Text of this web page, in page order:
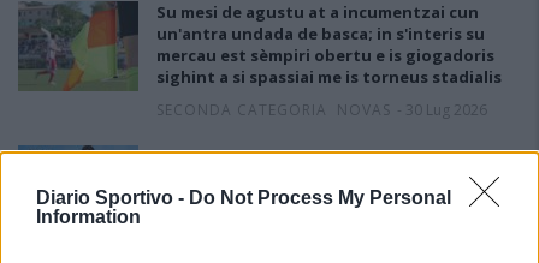
Diario Sportivo - Do Not Process My Personal
Information
Su mesi de agustu at a incumentzai cun
un'antra undada de basca; in s'interis su
mercau est sèmpiri obertu e is giogadoris
sighint a si spassiai me is torneus stadialis
SECONDA CATEGORIA NOVAS 30 Lug 2026
Latte Dolce, Andrea Grigoras è il nuovo ds
SERIE D -29 Lug 2026